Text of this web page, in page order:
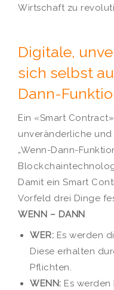
Wirtschaft zu
Digitale,
sich selbst
Dann-
Ein «Smart
unveränderliche
„Wenn-Dann-
Damit ein Smart
Vorfeld drei Dinge
WENN – DANN
WER: Es werden
Diese erhalten
Pflichten.
WENN: Es